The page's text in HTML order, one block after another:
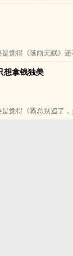
觉得《落雨无眠》
想拿钱独美
觉得《霸总别追了